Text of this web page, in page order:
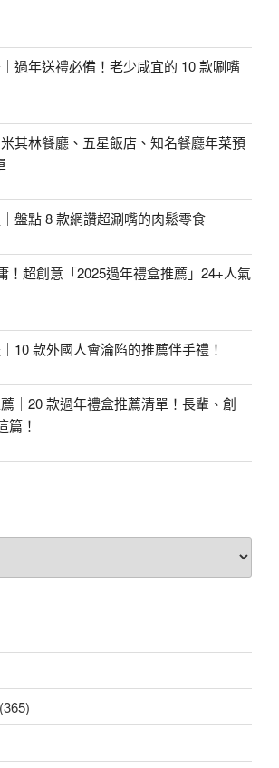
過年送禮必備！老少咸宜的 10 款唰嘴
其林餐廳、五星飯店、知名餐廳年菜預
盤點 8 款網讚超涮嘴的肉鬆零食
！超創意「2025過年禮盒推薦」24+人氣
10 款外國人會淪陷的推薦伴手禮！
｜20 款過年禮盒推薦清單！長輩、創
篇！
(365)